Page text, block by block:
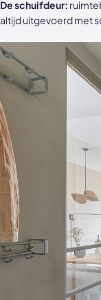
De schuifdeur:
altijd uitgevoerd met